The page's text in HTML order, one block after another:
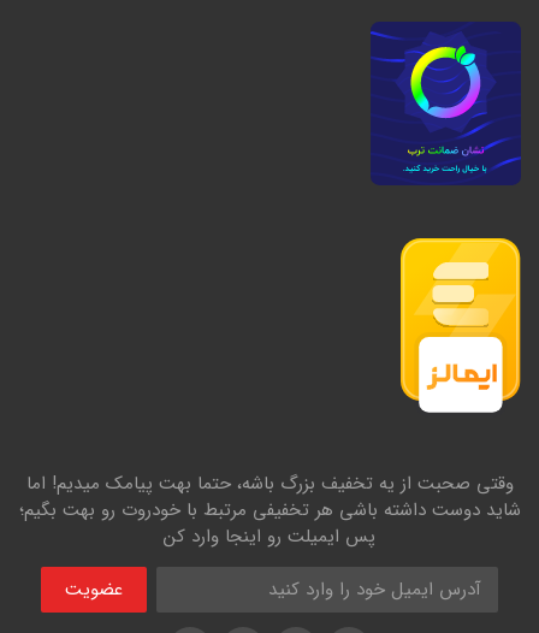
وقتی صحبت از یه تخفیف بزرگ باشه، حتما بهت پیامک میدیم! اما
شاید دوست داشته باشی هر تخفیفی مرتبط با خودروت رو بهت بگیم؛
پس ایمیلت رو اینجا وارد کن
عضویت